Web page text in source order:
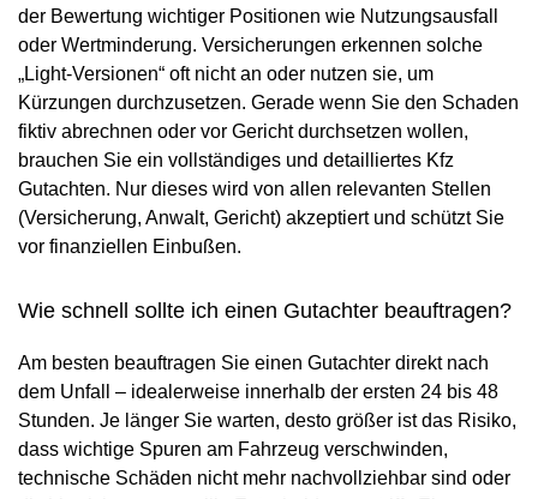
der Bewertung wichtiger Positionen wie Nutzungsausfall
oder Wertminderung. Versicherungen erkennen solche
„Light-Versionen“ oft nicht an oder nutzen sie, um
Kürzungen durchzusetzen. Gerade wenn Sie den Schaden
fiktiv abrechnen oder vor Gericht durchsetzen wollen,
brauchen Sie ein vollständiges und detailliertes Kfz
Gutachten. Nur dieses wird von allen relevanten Stellen
(Versicherung, Anwalt, Gericht) akzeptiert und schützt Sie
vor finanziellen Einbußen.
Wie schnell sollte ich einen Gutachter beauftragen?
Am besten beauftragen Sie einen Gutachter direkt nach
dem Unfall – idealerweise innerhalb der ersten 24 bis 48
Stunden. Je länger Sie warten, desto größer ist das Risiko,
dass wichtige Spuren am Fahrzeug verschwinden,
technische Schäden nicht mehr nachvollziehbar sind oder